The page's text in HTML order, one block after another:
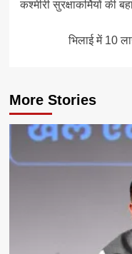
कश्मीरी सुरक्षाकर्मियों की
भिलाई में 10
More Stories